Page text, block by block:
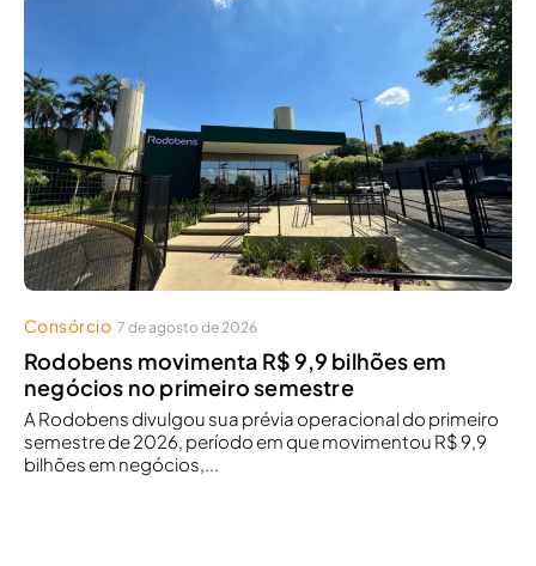
Consórcio 7 de agosto de 2026
Rodobens movimenta R$ 9,9 bilhões em
negócios no primeiro semestre
A Rodobens divulgou sua prévia operacional do primeiro
semestre de 2026, período em que movimentou R$ 9,9
bilhões em negócios,...